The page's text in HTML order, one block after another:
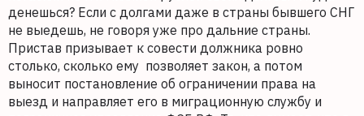
денешься? Если с долгами даже в страны бывшего СНГ
не выедешь, не говоря уже про дальние страны.
Пристав призывает к совести должника ровно
столько, сколько ему позволяет закон, а потом
выносит постановление об ограничении права на
выезд и направляет его в миграционную службу и